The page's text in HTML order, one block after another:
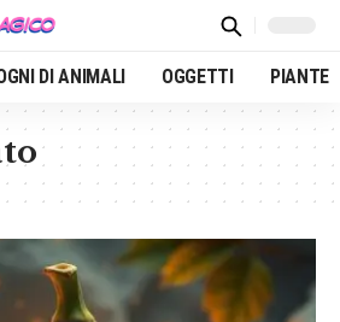
DI ANIMALI OGGETTI PIANTE